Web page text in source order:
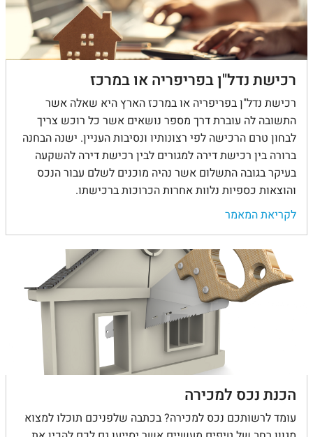
רכישת נדל"ן בפריפריה או במרכז
רכישת נדל"ן בפריפריה או במרכז הארץ היא שאלה אשר
התשובה לה עוברת דרך מספר נושאים אשר כל רוכש צריך
לבחון טרם הרכישה לפי רצונותיו ונסיבות העניין. ישנה הבחנה
ברורה בין רכישת דירה למגורים לבין רכישת דירה להשקעה
בעיקר בגובה התשלום אשר נהיה מוכנים לשלם עבור הנכס
והוצאות כספיות נלוות אחרות הכרוכות ברכישתו.
לקריאת המאמר
הכנת נכס למכירה
עומד לרשותכם נכס למכירה? בכתבה שלפניכם תוכלו למצוא